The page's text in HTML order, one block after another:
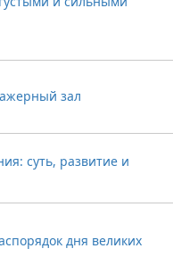
зал
суть, развитие и
дня великих